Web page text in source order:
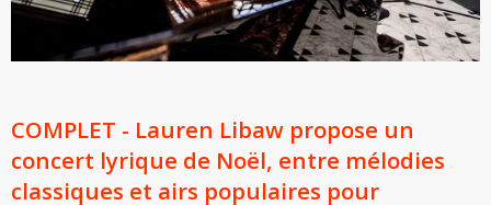
COMPLET - Lauren Libaw propose un
concert lyrique de Noël, entre mélodies
classiques et airs populaires pour